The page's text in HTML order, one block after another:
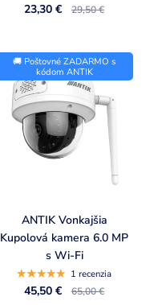
23,30 € 29,50 €
🚚 Poštovné ZADARMO s
kódom ANTIK
ANTIK Vonkajšia
Kupolová kamera 6.0 MP
s Wi-Fi
1 recenzia
45,50 € 65,00 €